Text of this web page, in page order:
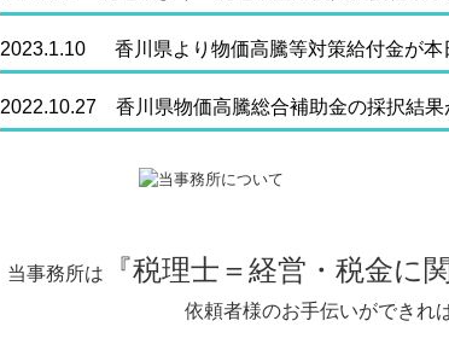
2023.1.10 香川県より物価高騰等対策給付金が本
2022.10. 27 香川県物価高騰総合補助金の採択結果
当事務所は 『税理士＝経営・税金に
依頼者様のお手伝いができれ